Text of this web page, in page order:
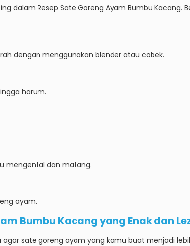
dalam Resep Sate Goreng Ayam Bumbu
dengan menggunakan blender atau cobek.
harum.
mengental dan matang.
ayam.
Bumbu Kacang yang Enak dan
sate goreng ayam yang kamu buat menjadi